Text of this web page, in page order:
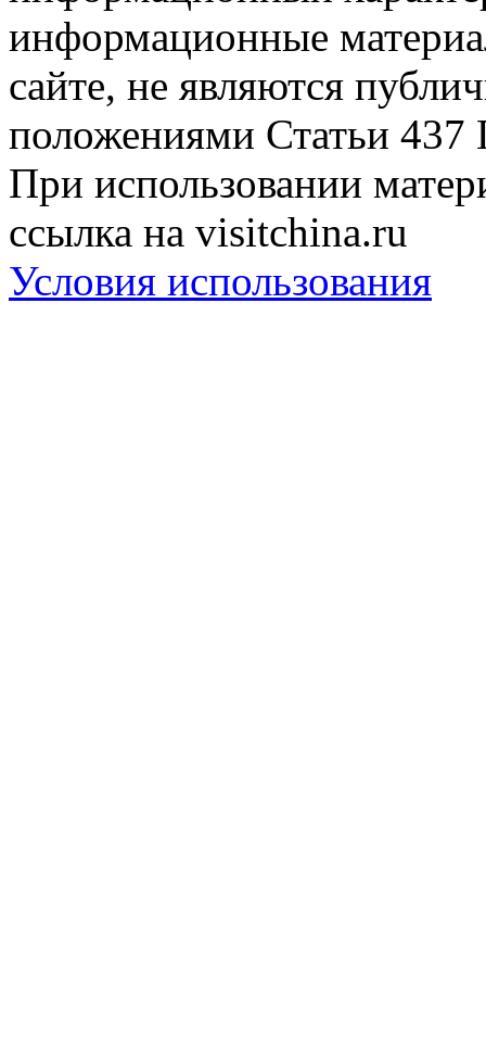
информационные
сайте, не являются
положениями Статьи 437
При использовании
ссылка на visitchina.ru
Условия использования